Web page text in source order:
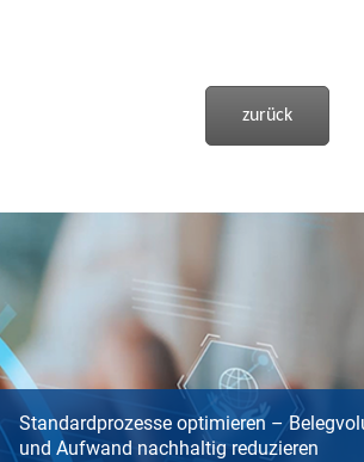
zurück
Standardprozesse optimieren –
und Aufwand nachhaltig reduzieren